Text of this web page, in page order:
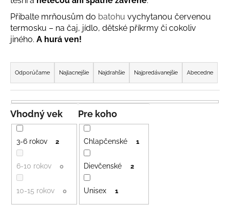
Přibalte mrňousům do batohu vychytanou červenou
termosku – na čaj, jídlo, dětské příkrmy či cokoliv
jiného. A hurá ven!
R
a
d
e
n
i
e
p
o
d
u
Odporúčame Najlacnejšie Najdrahšie Najpredávanejšie Abecedne
Pre koho
Chlapčenské 1
Dievčenské 2
Unisex 1
Vhodný vek
3-6 rokov 2
6-10 rokov 0
10-15 rokov 0
á
j
s
ť
?
HĽADAŤ
O
d
p
r